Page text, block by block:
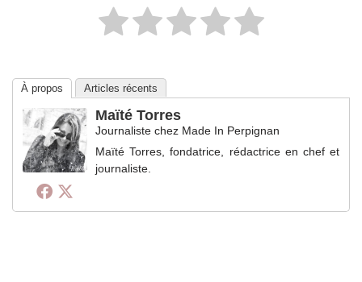
À propos Articles récents
Maïté Torres
Journaliste chez Made In Perpignan
Maïté Torres, fondatrice, rédactrice en chef et
journaliste.